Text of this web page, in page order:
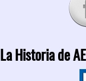
La Historia de